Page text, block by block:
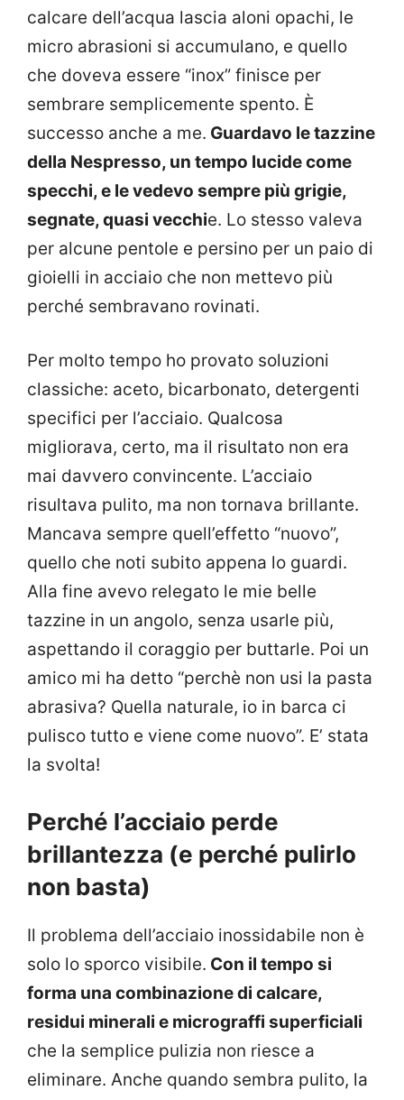
calcare dell’acqua lascia aloni opachi, le
micro abrasioni si accumulano, e quello
che doveva essere “inox” finisce per
sembrare semplicemente spento. È
successo anche a me. Guardavo le tazzine
della Nespresso, un tempo lucide come
specchi, e le vedevo sempre più grigie,
segnate, quasi vecchie. Lo stesso valeva
per alcune pentole e persino per un paio di
gioielli in acciaio che non mettevo più
perché sembravano rovinati.
Per molto tempo ho provato soluzioni
classiche: aceto, bicarbonato, detergenti
specifici per l’acciaio. Qualcosa
migliorava, certo, ma il risultato non era
mai davvero convincente. L’acciaio
risultava pulito, ma non tornava brillante.
Mancava sempre quell’effetto “nuovo”,
quello che noti subito appena lo guardi.
Alla fine avevo relegato le mie belle
tazzine in un angolo, senza usarle più,
aspettando il coraggio per buttarle. Poi un
amico mi ha detto “perchè non usi la pasta
abrasiva? Quella naturale, io in barca ci
pulisco tutto e viene come nuovo”. E’ stata
la svolta!
Perché l’acciaio perde
brillantezza (e perché pulirlo
non basta)
Il problema dell’acciaio inossidabile non è
solo lo sporco visibile. Con il tempo si
forma una combinazione di calcare,
residui minerali e micrograffi superficiali
che la semplice pulizia non riesce a
eliminare. Anche quando sembra pulito, la